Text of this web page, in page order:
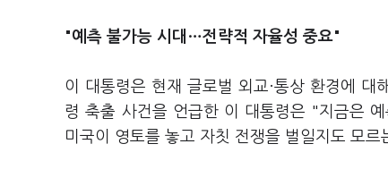
"예측 불가능 시대…전략적 자율성 중요"
이 대통령은 현재 글로벌 외교·통상 환경에 대
령 축출 사건을 언급한 이 대통령은 "지금은
미국이 영토를 놓고 자칫 전쟁을 벌일지도 모르